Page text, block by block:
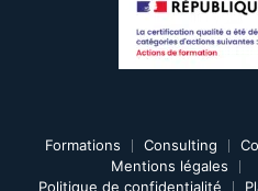
Formations Consulting
Mentions légales
Politique de confidentialité